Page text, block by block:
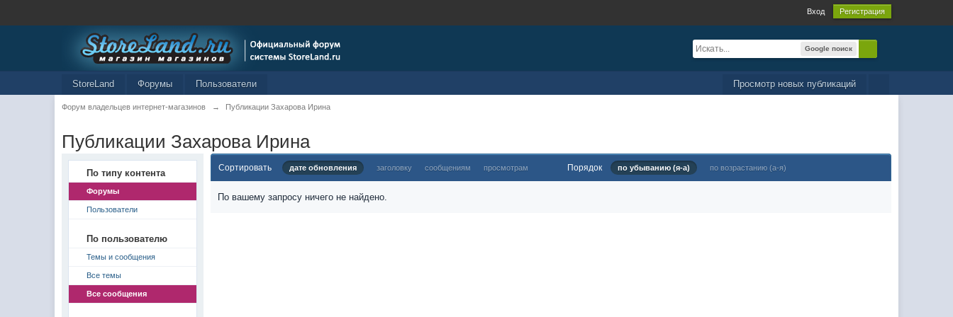
Вход Регистрация
Google поиск
Просмотр новых публикаций
StoreLand Форумы Пользователи
Форум владельцев интернет-магазинов → Публикации Захарова Ирина
Публикации Захарова Ирина
По типу контента
Форумы
Пользователи
По пользователю
Темы и сообщения
Все темы
Все сообщения
Сортировать дате обновления заголовку сообщениям просмотрам Порядок по убыванию (я-а) по возрастанию (а-я)
По вашему запросу ничего не найдено.